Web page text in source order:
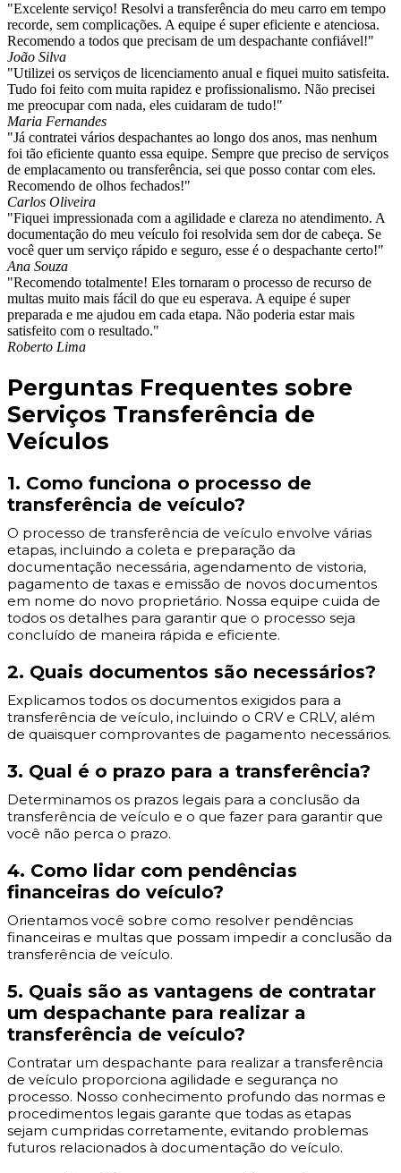
"Excelente serviço! Resolvi a transferência do meu carro em tempo
recorde, sem complicações. A equipe é super eficiente e atenciosa.
Recomendo a todos que precisam de um despachante confiável!"
João Silva
"Utilizei os serviços de licenciamento anual e fiquei muito satisfeita.
Tudo foi feito com muita rapidez e profissionalismo. Não precisei
me preocupar com nada, eles cuidaram de tudo!"
Maria Fernandes
"Já contratei vários despachantes ao longo dos anos, mas nenhum
foi tão eficiente quanto essa equipe. Sempre que preciso de serviços
de emplacamento ou transferência, sei que posso contar com eles.
Recomendo de olhos fechados!"
Carlos Oliveira
"Fiquei impressionada com a agilidade e clareza no atendimento. A
documentação do meu veículo foi resolvida sem dor de cabeça. Se
você quer um serviço rápido e seguro, esse é o despachante certo!"
Ana Souza
"Recomendo totalmente! Eles tornaram o processo de recurso de
multas muito mais fácil do que eu esperava. A equipe é super
preparada e me ajudou em cada etapa. Não poderia estar mais
satisfeito com o resultado."
Roberto Lima
Perguntas Frequentes sobre
Serviços Transferência de
Veículos
1. Como funciona o processo de
transferência de veículo?
O processo de transferência de veículo envolve várias
etapas, incluindo a coleta e preparação da
documentação necessária, agendamento de vistoria,
pagamento de taxas e emissão de novos documentos
em nome do novo proprietário. Nossa equipe cuida de
todos os detalhes para garantir que o processo seja
concluído de maneira rápida e eficiente.
2. Quais documentos são necessários?
Explicamos todos os documentos exigidos para a
transferência de veículo, incluindo o CRV e CRLV, além
de quaisquer comprovantes de pagamento necessários.
3. Qual é o prazo para a transferência?
Determinamos os prazos legais para a conclusão da
transferência de veículo e o que fazer para garantir que
você não perca o prazo.
4. Como lidar com pendências
financeiras do veículo?
Orientamos você sobre como resolver pendências
financeiras e multas que possam impedir a conclusão da
transferência de veículo.
5. Quais são as vantagens de contratar
um despachante para realizar a
transferência de veículo?
Contratar um despachante para realizar a transferência
de veículo proporciona agilidade e segurança no
processo. Nosso conhecimento profundo das normas e
procedimentos legais garante que todas as etapas
sejam cumpridas corretamente, evitando problemas
futuros relacionados à documentação do veículo.